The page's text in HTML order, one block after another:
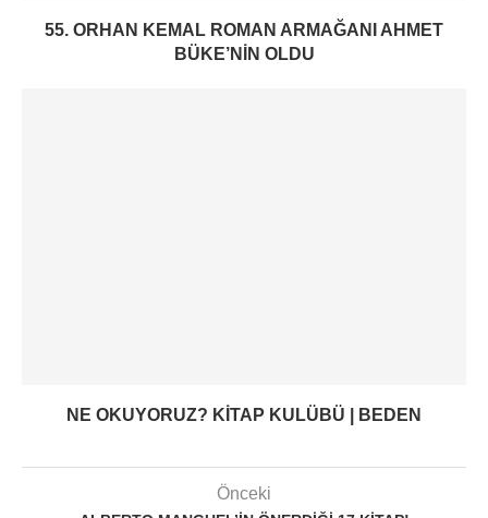
55. ORHAN KEMAL ROMAN ARMAĞANI AHMET
BÜKE’NIN OLDU
NE OKUYORUZ? KITAP KULÜBÜ | BEDEN
Önceki